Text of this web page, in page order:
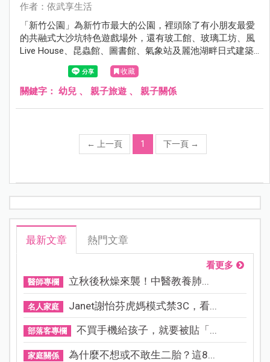
作者：依武享生活
「新竹公園」為新竹市最大的公園，裡頭除了有小朋友最愛
的共融式大沙坑特色遊戲場外，還有玻工館、玻璃工坊、風
Live House、昆蟲館、圖書館、氣象站及麗池湖畔日式建築
群等景點，甚至連新竹動物園都在新竹公園的腹地內，可說
是新竹絕佳的親子休憩場所！
收藏
關鍵字： 幼兒 、 親子旅遊 、 親子關係
← 上一頁 1 下一頁 →
最新文章 熱門文章
看更多
醫師專欄 立秋後秋燥來襲！中醫教養肺...
名人家庭 Janet謝怡芬虎媽模式禁3C，看...
部落客專欄 不買手機給孩子，就要被貼「...
家庭關係 為什麼不想或不敢生二胎？這8...